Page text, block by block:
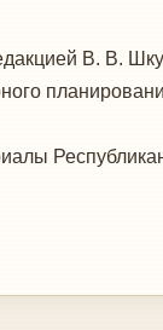
В. В.